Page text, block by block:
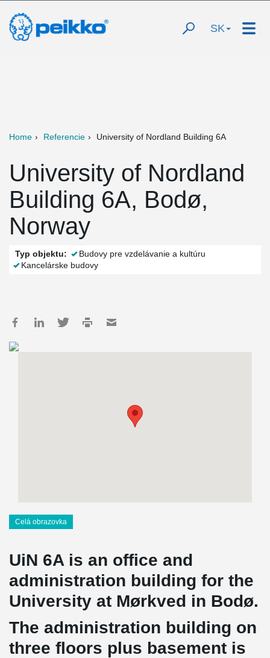
SK
Home Referencie University of Nordland Building 6A
University of Nordland
Building 6A, Bodø,
Norway
Typ objektu:
Budovy pre vzdelávanie a kultúru
Kancelárske budovy
Celá obrazovka
UiN 6A is an office and
administration building for the
University at Mørkved in Bodø.
The administration building on
three floors plus basement is